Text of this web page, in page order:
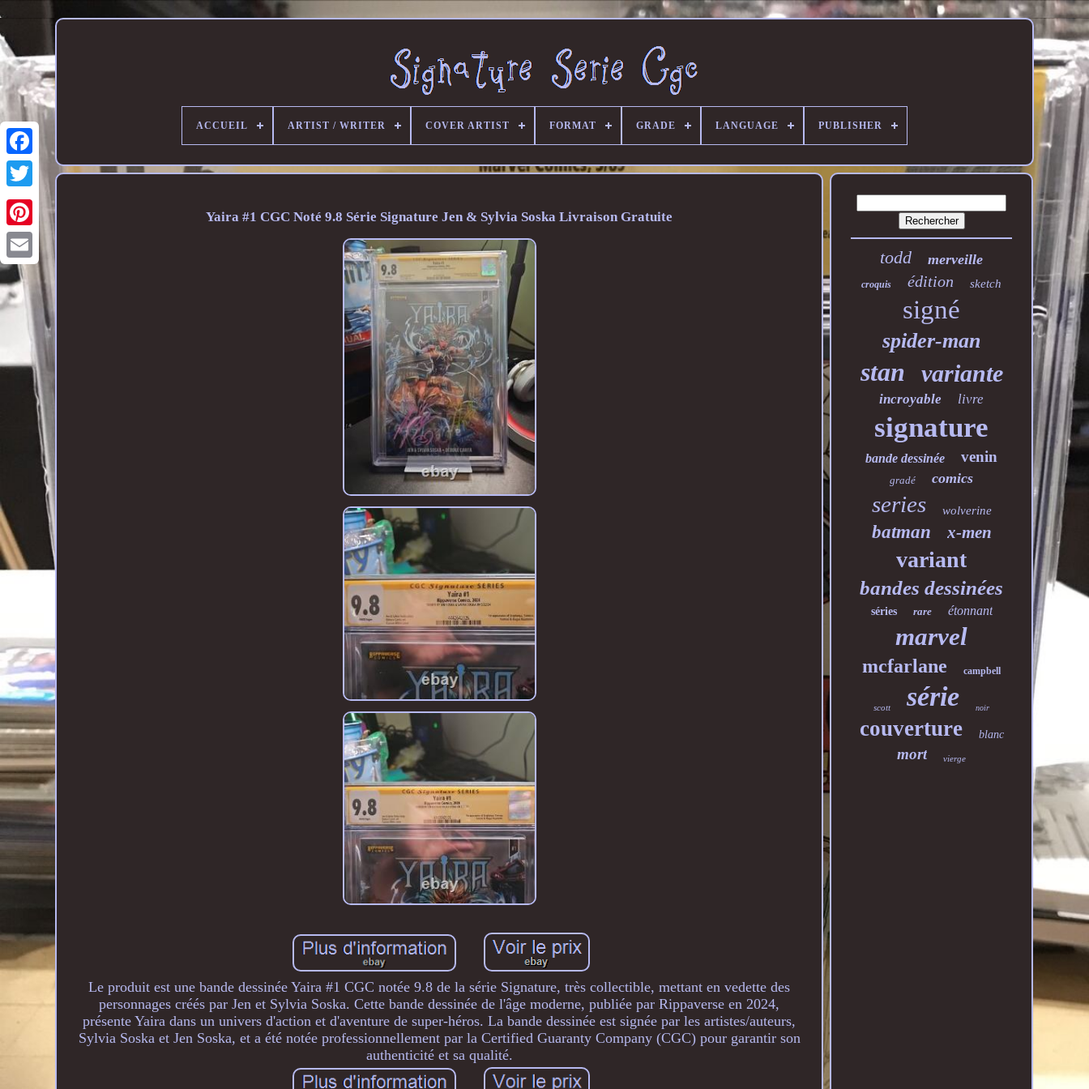
ACCUEIL ARTIST / WRITER COVER ARTIST FORMAT GRADE LANGUAGE PUBLISHER
Yaira #1 CGC Noté 9.8 Série Signature Jen & Sylvia Soska Livraison Gratuite
Le produit est une bande dessinée Yaira #1 CGC notée 9.8 de la série Signature, très collectible, mettant en vedette des
personnages créés par Jen et Sylvia Soska. Cette bande dessinée de l'âge moderne, publiée par Rippaverse en 2024,
présente Yaira dans un univers d'action et d'aventure de super-héros. La bande dessinée est signée par les artistes/auteurs,
Sylvia Soska et Jen Soska, et a été notée professionnellement par la Certified Guaranty Company (CGC) pour garantir son
authenticité et sa qualité.
todd merveille
croquis édition sketch
signé
spider-man
stan variante
incroyable livre
signature
bande dessinée venin
gradé comics
series wolverine
batman x-men
variant
bandes dessinées
séries rare étonnant
marvel
mcfarlane campbell
scott série noir
couverture blanc
mort vierge